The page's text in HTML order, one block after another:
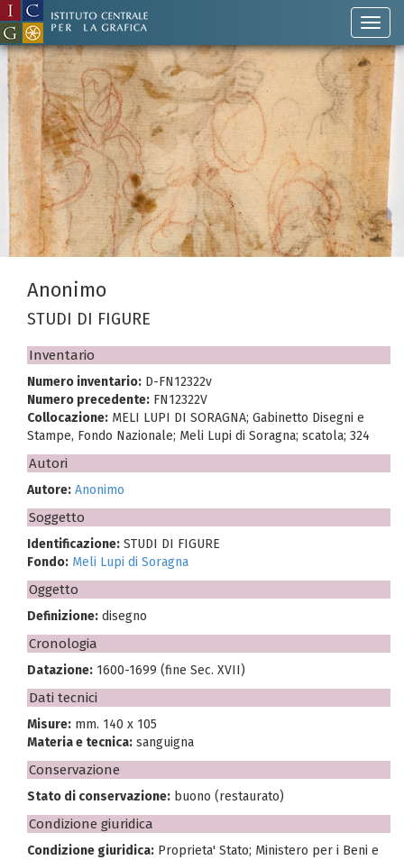
Anonimo
STUDI DI FIGURE
Inventario
Numero inventario: D-FN12322v
Numero precedente: FN12322V
Collocazione: MELI LUPI DI SORAGNA; Gabinetto Disegni e
Stampe, Fondo Nazionale; Meli Lupi di Soragna; scatola; 324
Autori
Autore: Anonimo
Soggetto
Identificazione: STUDI DI FIGURE
Fondo: Meli Lupi di Soragna
Oggetto
Definizione: disegno
Cronologia
Datazione: 1600-1699 (fine Sec. XVII)
Dati tecnici
Misure: mm. 140 x 105
Materia e tecnica: sanguigna
Conservazione
Stato di conservazione: buono (restaurato)
Condizione giuridica
Condizione giuridica: Proprieta' Stato; Ministero per i Beni e